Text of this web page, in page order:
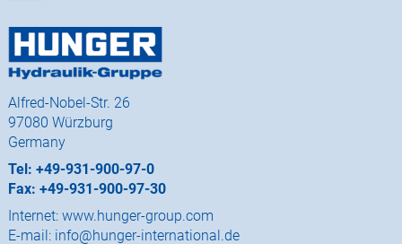
Alfred-Nobel-Str. 26
97080 Würzburg
Germany
Tel: +49-931-900-97-0
Fax: +49-931-900-97-30
Internet: www.hunger-group.com
E-mail: info@hunger-international.de